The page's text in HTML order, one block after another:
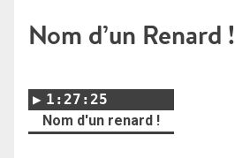
Nom d’un Renard !
1:27:25
Nom d'un renard !